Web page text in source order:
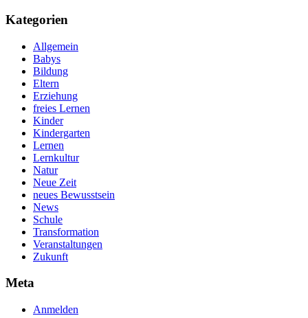
Kategorien
Allgemein
Babys
Bildung
Eltern
Erziehung
freies Lernen
Kinder
Kindergarten
Lernen
Lernkultur
Natur
Neue Zeit
neues Bewusstsein
News
Schule
Transformation
Veranstaltungen
Zukunft
Meta
Anmelden